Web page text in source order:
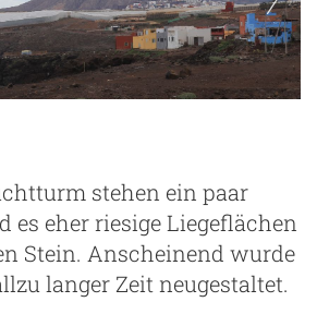
stehen ein paar
es eher riesige Liegeflächen
Stein. Anscheinend wurde
langer Zeit neugestaltet.